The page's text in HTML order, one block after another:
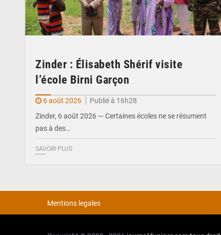
Zinder : Élisabeth Shérif visite
l’école Birni Garçon
6 août 2026
Publié à 16h28
Zinder, 6 août 2026 — Certaines écoles ne se résument
pas à des…
SAVOIR PLUS
Mentions legales